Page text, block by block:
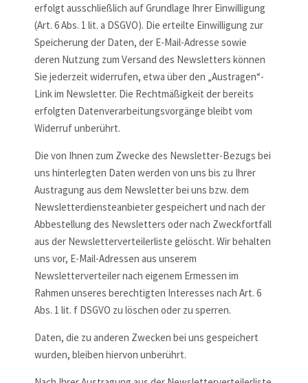
erfolgt ausschließlich auf Grundlage Ihrer Einwilligung
(Art. 6 Abs. 1 lit. a DSGVO). Die erteilte Einwilligung zur
Speicherung der Daten, der E-Mail-Adresse sowie
deren Nutzung zum Versand des Newsletters können
Sie jederzeit widerrufen, etwa über den „Austragen“-
Link im Newsletter. Die Rechtmäßigkeit der bereits
erfolgten Datenverarbeitungsvorgänge bleibt vom
Widerruf unberührt.
Die von Ihnen zum Zwecke des Newsletter-Bezugs bei
uns hinterlegten Daten werden von uns bis zu Ihrer
Austragung aus dem Newsletter bei uns bzw. dem
Newsletterdiensteanbieter gespeichert und nach der
Abbestellung des Newsletters oder nach Zweckfortfall
aus der Newsletterverteilerliste gelöscht. Wir behalten
uns vor, E-Mail-Adressen aus unserem
Newsletterverteiler nach eigenem Ermessen im
Rahmen unseres berechtigten Interesses nach Art. 6
Abs. 1 lit. f DSGVO zu löschen oder zu sperren.
Daten, die zu anderen Zwecken bei uns gespeichert
wurden, bleiben hiervon unberührt.